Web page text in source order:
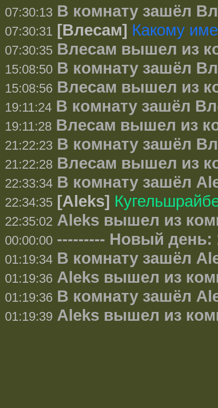
07:30:13 В комнату зашёл
07:30:31 [Влесам] Какому
07:30:35 Влесам вышел из
15:08:50 В комнату зашёл
15:08:56 Влесам вышел из
19:11:24 В комнату зашёл
19:11:28 Влесам вышел из
21:22:23 В комнату зашёл
21:22:28 Влесам вышел из
22:33:34 В комнату зашёл
22:34:35 [Aleks]
22:35:02 Aleks вышел из
00:00:00 --------- Новый день:
01:19:34 В комнату зашёл
01:19:36 Aleks вышел из
01:19:36 В комнату зашёл
01:19:39 Aleks вышел из